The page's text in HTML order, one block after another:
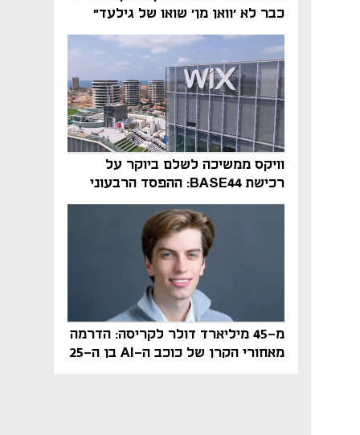
כבר לא 'וואן מן' שואו של גילעד"
וויקס ממשיכה לשלם ביוקר על
רכישת BASE44: ההפסד הרבעוני
זינק ל-76 מיליון דולר
מ-45 מיליארד דולר לקריסה: הדרמה
מאחורי הקרן של כוכב ה-AI בן ה-25